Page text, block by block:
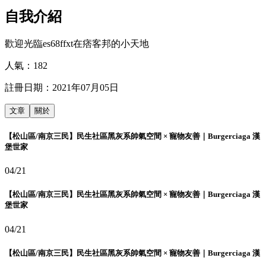
自我介紹
歡迎光臨es68ffxt在痞客邦的小天地
人氣： 182
註冊日期： 2021年07月05日
文章 關於
【松山區/南京三民】民生社區黑灰系帥氣空間 × 寵物友善｜Burgerciaga 漢
堡世家
04/21
【松山區/南京三民】民生社區黑灰系帥氣空間 × 寵物友善｜Burgerciaga 漢
堡世家
04/21
【松山區/南京三民】民生社區黑灰系帥氣空間 × 寵物友善｜Burgerciaga 漢